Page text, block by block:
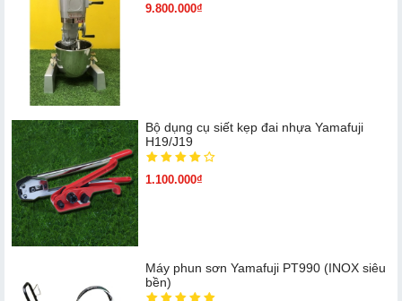
9.800.000₫
Bộ dụng cụ siết kẹp đai nhựa Yamafuji
H19/J19
1.100.000₫
Máy phun sơn Yamafuji PT990 (INOX siêu
bền)